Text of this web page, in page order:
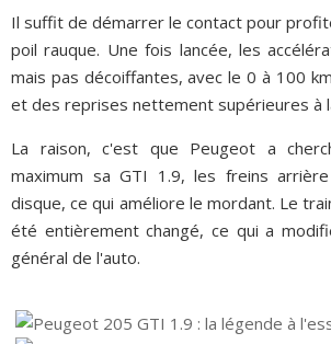
Il suffit de démarrer le contact pour
poil rauque. Une fois lancée, les
mais pas décoiffantes, avec le 0 à 100
et des reprises nettement supérieures à
La raison, c'est que Peugeot a
maximum sa GTI 1.9, les freins
disque, ce qui améliore le mordant. Le
été entièrement changé, ce qui a
général de l'auto.